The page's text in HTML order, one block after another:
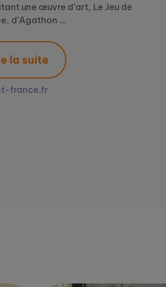
Ce mercredi 24 septembre avait lieu la
remise des prix de la d...
Lire la suite
sur journaldemillau.fr